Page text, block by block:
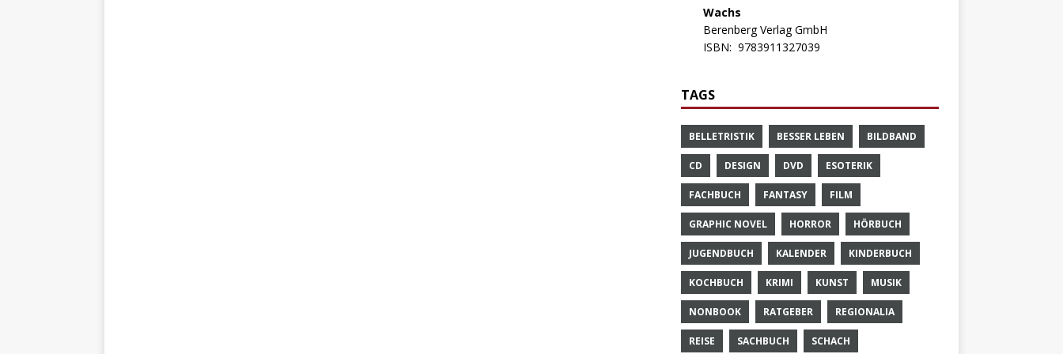
Wachs
Berenberg Verlag GmbH
ISBN: 9783911327039
TAGS
BELLETRISTIK BESSER LEBEN BILDBAND
CD DESIGN DVD ESOTERIK
FACHBUCH FANTASY FILM
GRAPHIC NOVEL HORROR HÖRBUCH
JUGENDBUCH KALENDER KINDERBUCH
KOCHBUCH KRIMI KUNST MUSIK
NONBOOK RATGEBER REGIONALIA
REISE SACHBUCH SCHACH